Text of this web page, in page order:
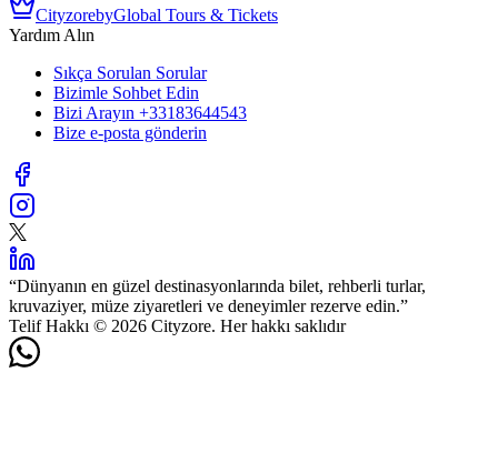
CityzorebyGlobal Tours & Tickets
Yardım Alın
Sıkça Sorulan Sorular
Bizimle Sohbet Edin
Bizi Arayın +33183644543
Bize e-posta gönderin
“Dünyanın en güzel destinasyonlarında bilet, rehberli turlar,
kruvaziyer, müze ziyaretleri ve deneyimler rezerve edin.”
Telif Hakkı © 2026 Cityzore. Her hakkı saklıdır